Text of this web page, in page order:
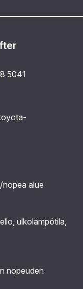
5041
alue
ulkolämpötila,
nopeuden